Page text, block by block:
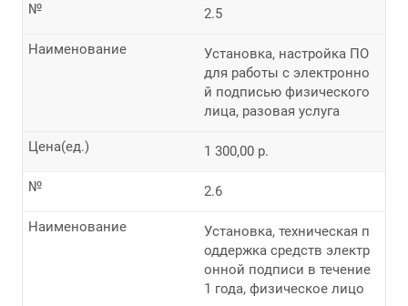
2.5
№
Установка, настройка ПО
для работы с электронно
й подписью физического
лица, разовая услуга
Наименование
1 300,00 р.
Цена(ед.)
2.6
№
Установка, техническая п
оддержка средств электр
онной подписи в течение
1 года, физическое лицо
Наименование